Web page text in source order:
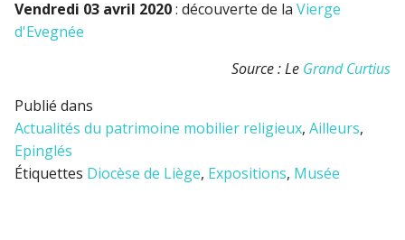
Vendredi 03 avril 2020: découverte de la Vierge
d'Evegnée
Source : Le Grand Curtius
Publié dans
Actualités du patrimoine mobilier religieux, Ailleurs,
Epinglés
Étiquettes Diocèse de Liège, Expositions, Musée